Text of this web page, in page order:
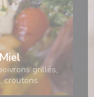
grillés,
croutons.